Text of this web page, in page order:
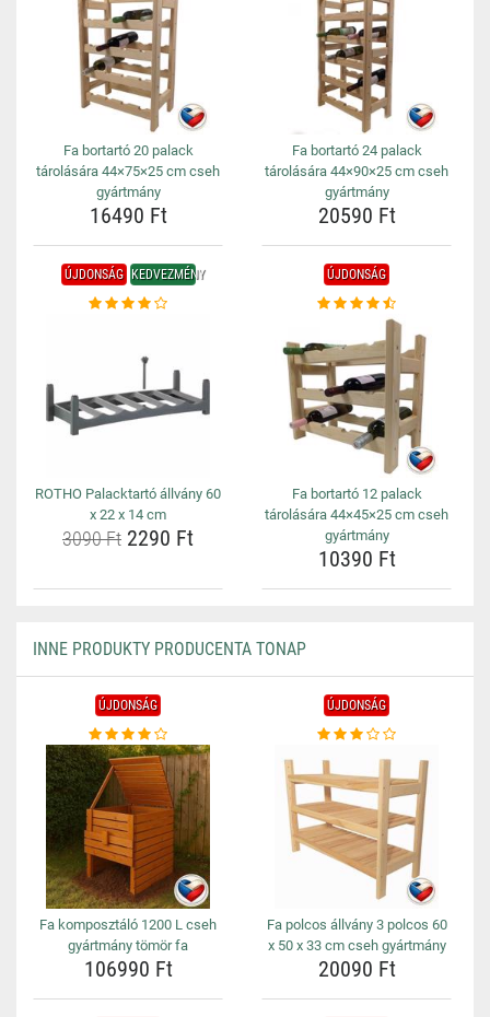
Fa bortartó 20 palack
tárolására 44×75×25 cm cseh
gyártmány
16490 Ft
Fa bortartó 24 palack
tárolására 44×90×25 cm cseh
gyártmány
20590 Ft
ÚJDONSÁG KEDVEZMÉNY
ROTHO Palacktartó állvány 60
x 22 x 14 cm
3090 Ft 2290 Ft
ÚJDONSÁG
Fa bortartó 12 palack
tárolására 44×45×25 cm cseh
gyártmány
10390 Ft
INNE PRODUKTY PRODUCENTA TONAP
ÚJDONSÁG
Fa komposztáló 1200 L cseh
gyártmány tömör fa
106990 Ft
ÚJDONSÁG
Fa polcos állvány 3 polcos 60
x 50 x 33 cm cseh gyártmány
20090 Ft